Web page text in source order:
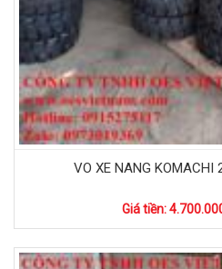
VO XE NANG KOMACHI
Giá tiền: